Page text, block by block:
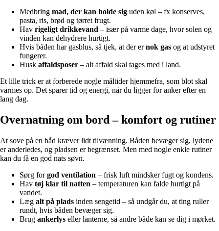
Medbring mad, der kan holde sig uden køl – fx konserves,
pasta, ris, brød og tørret frugt.
Hav rigeligt drikkevand – især på varme dage, hvor solen og
vinden kan dehydrere hurtigt.
Hvis båden har gasblus, så tjek, at der ernok gas og at udstyret
fungerer.
Husk affaldsposer – alt affald skal tages med i land.
Et lille trick er at forberede nogle måltider hjemmefra, som blot skal
varmes op. Det sparer tid og energi, når du ligger for anker efter en
lang dag.
Overnatning om bord – komfort og rutiner
At sove på en båd kræver lidt tilvænning. Båden bevæger sig, lydene
er anderledes, og pladsen er begrænset. Men med nogle enkle rutiner
kan du få en god nats søvn.
Sørg forgod ventilation – frisk luft mindsker fugt og kondens.
Hav tøj klar til natten – temperaturen kan falde hurtigt på
vandet.
Læg alt på plads inden sengetid – så undgår du, at ting ruller
rundt, hvis båden bevæger sig.
Brug ankerlys eller lanterne, så andre både kan se dig i mørket.